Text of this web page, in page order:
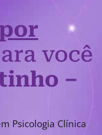
você
–
Psicologia Clínica